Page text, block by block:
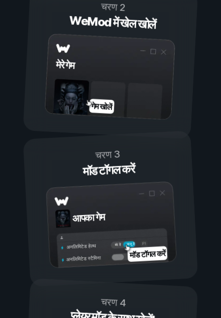
चरण 2
WeMod में खेल खोलें
मेरे गेम
गेम खोलें
चरण 3
मॉड टॉगल करें
आपका गेम
चालू है
बंद है
अनलिमिटेड हेल्थ
अनलिमिटेड स्टैमिना मॉड टॉगल करें
चरण 4